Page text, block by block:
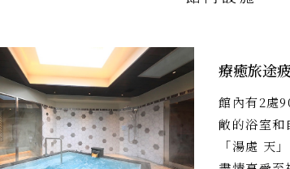
療癒旅途
館內有2處
敞的浴室和
「湯處 天